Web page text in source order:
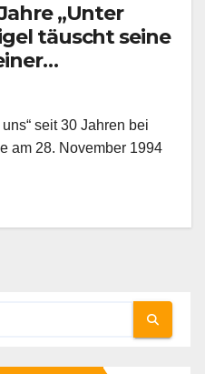
„Unter
täuscht seine
Opfer
seit 30 Jahren bei
am 28. November 1994